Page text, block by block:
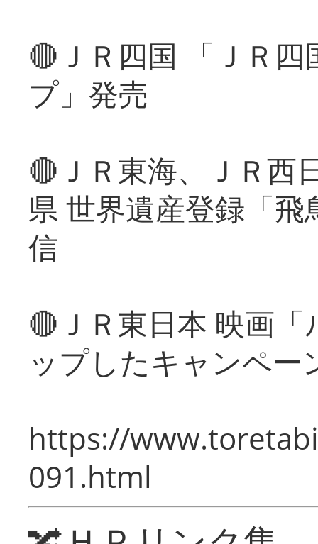
🔴ＪＲ四国 「ＪＲ
プ」発売
🔴ＪＲ東海、ＪＲ西
県 世界遺産登録「
信
🔴ＪＲ東日本 映画
ップしたキャンペー
https://
091.html